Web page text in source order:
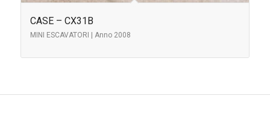
CASE – CX31B
MINI ESCAVATORI | Anno 2008